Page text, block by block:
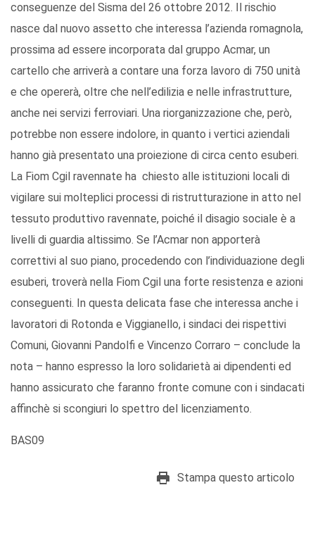
conseguenze del Sisma del 26 ottobre 2012. Il rischio
nasce dal nuovo assetto che interessa l’azienda romagnola,
prossima ad essere incorporata dal gruppo Acmar, un
cartello che arriverà a contare una forza lavoro di 750 unità
e che opererà, oltre che nell’edilizia e nelle infrastrutture,
anche nei servizi ferroviari. Una riorganizzazione che, però,
potrebbe non essere indolore, in quanto i vertici aziendali
hanno già presentato una proiezione di circa cento esuberi.
La Fiom Cgil ravennate ha chiesto alle istituzioni locali di
vigilare sui molteplici processi di ristrutturazione in atto nel
tessuto produttivo ravennate, poiché il disagio sociale è a
livelli di guardia altissimo. Se l’Acmar non apporterà
correttivi al suo piano, procedendo con l’individuazione degli
esuberi, troverà nella Fiom Cgil una forte resistenza e azioni
conseguenti. In questa delicata fase che interessa anche i
lavoratori di Rotonda e Viggianello, i sindaci dei rispettivi
Comuni, Giovanni Pandolfi e Vincenzo Corraro – conclude la
nota – hanno espresso la loro solidarietà ai dipendenti ed
hanno assicurato che faranno fronte comune con i sindacati
affinchè si scongiuri lo spettro del licenziamento.
BAS09
Stampa questo articolo